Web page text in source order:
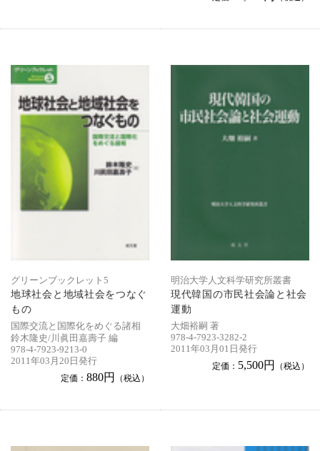
グリーンブックレット5
地球社会と地域社会をつなぐ
もの
国際交流と国際化をめぐる諸相
鈴木隆史/川眞田嘉壽子 編
978-4-7923-9213-0
2011年03月20日発行
定価： 880円 （税込）
明治大学人文科学研究所叢書
現代韓国の市民社会論と社会
運動
大畑裕嗣 著
978-4-7923-3282-2
2011年03月01日発行
定価： 5,500円 （税込）